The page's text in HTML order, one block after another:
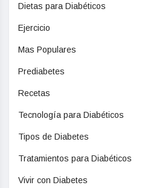
Dietas para Diabéticos
Ejercicio
Mas Populares
Prediabetes
Recetas
Tecnología para Diabéticos
Tipos de Diabetes
Tratamientos para Diabéticos
Vivir con Diabetes